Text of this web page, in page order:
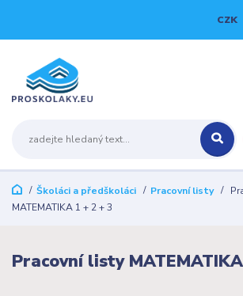
CZK
Školáci a předškoláci Pracovní listy
MATEMATIKA 1 + 2 + 3
Pracovní listy